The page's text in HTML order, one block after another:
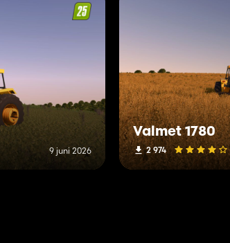
9 juni 2026
Valmet 1780
2 974